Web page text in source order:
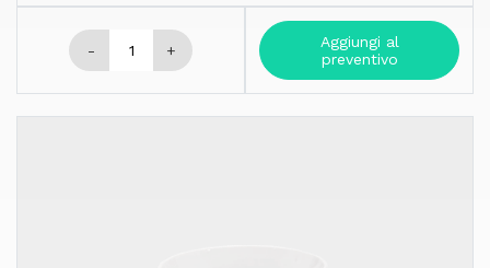
- +
Aggiungi al
preventivo